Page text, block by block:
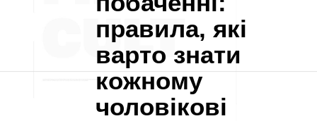
правила, які
варто знати
кожному
чоловікові